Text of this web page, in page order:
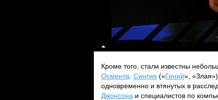
Кроме того, стали известны
Осмента Синтия («Гений»,
одновременно и втянутых в
Джонсона и специалистов по